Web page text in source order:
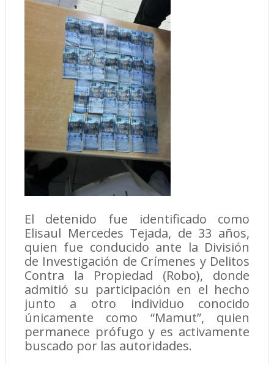
El detenido fue identificado como
Elisaul Mercedes Tejada, de 33 años,
quien fue conducido ante la División
de Investigación de Crímenes y Delitos
Contra la Propiedad (Robo), donde
admitió su participación en el hecho
junto a otro individuo conocido
únicamente como “Mamut”, quien
permanece prófugo y es activamente
buscado por las autoridades.